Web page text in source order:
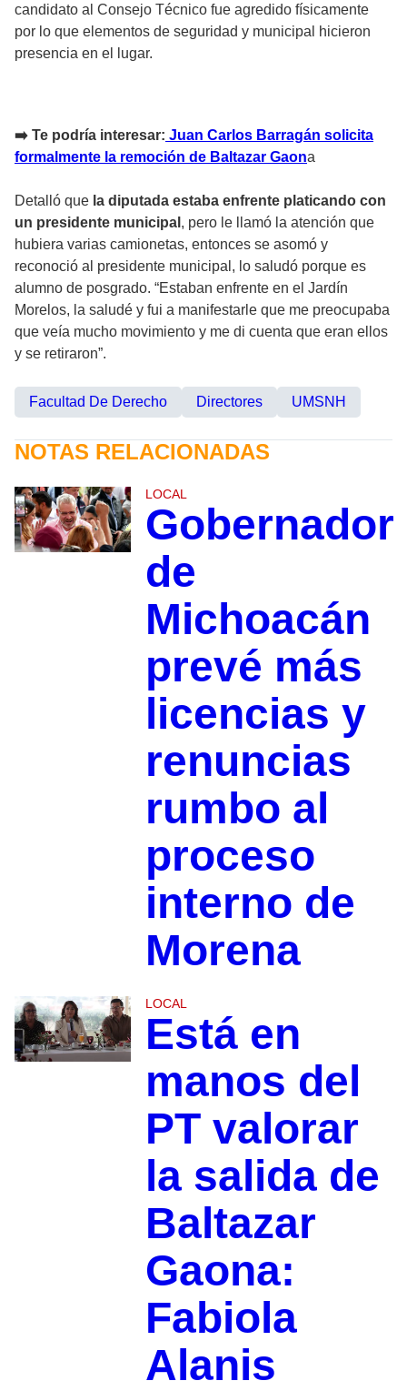
candidato al Consejo Técnico fue agredido físicamente
por lo que elementos de seguridad y municipal hicieron
presencia en el lugar.
➡️ Te podría interesar: Juan Carlos Barragán solicita
formalmente la remoción de Baltazar Gaona
Detalló que la diputada estaba enfrente platicando con
un presidente municipal , pero le llamó la atención que
hubiera varias camionetas, entonces se asomó y
reconoció al presidente municipal, lo saludó porque es
alumno de posgrado. “Estaban enfrente en el Jardín
Morelos, la saludé y fui a manifestarle que me preocupaba
que veía mucho movimiento y me di cuenta que eran ellos
y se retiraron”.
Facultad De Derecho Directores UMSNH
NOTAS RELACIONADAS
LOCAL
Gobernador
de
Michoacán
prevé más
licencias y
renuncias
rumbo al
proceso
interno de
Morena
LOCAL
Está en
manos del
PT valorar
la salida de
Baltazar
Gaona:
Fabiola
Alanis